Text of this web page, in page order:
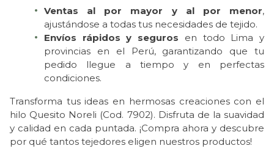
Ventas al por mayor y al por menor,
ajustándose a todas tus necesidades de tejido.
Envíos rápidos y seguros en todo Lima y
provincias en el Perú, garantizando que tu
pedido llegue a tiempo y en perfectas
condiciones.
Transforma tus ideas en hermosas creaciones con el
hilo Quesito Noreli (Cod. 7902). Disfruta de la suavidad
y calidad en cada puntada. ¡Compra ahora y descubre
por qué tantos tejedores eligen nuestros productos!